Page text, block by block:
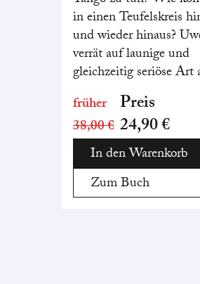
in einen Teufelskreis
und wieder hinaus?
verrät auf launige und
gleichzeitig seriöse Art
was es zu Engeln,
Beelzebub zu wissen gibt.
früher
38,00 €
Preis
24,90 €
In den Warenkorb
Zum Buch